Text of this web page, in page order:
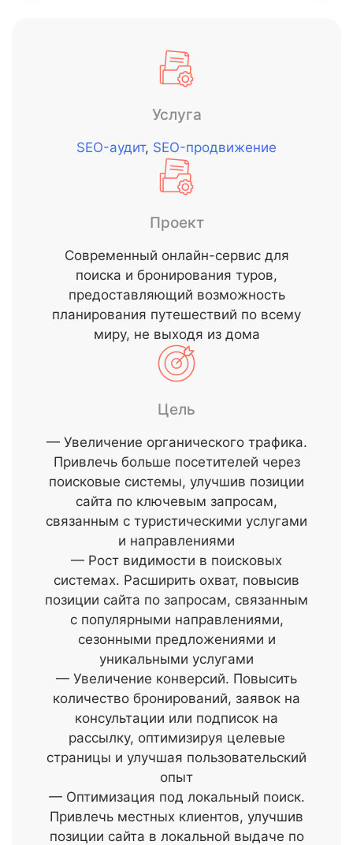
Услуга
SEO-аудит, SEO-продвижение
Проект
Современный онлайн-сервис для
поиска и бронирования туров,
предоставляющий возможность
планирования путешествий по всему
миру, не выходя из дома
Цель
— Увеличение органического трафика.
Привлечь больше посетителей через
поисковые системы, улучшив позиции
сайта по ключевым запросам,
связанным с туристическими услугами
и направлениями
— Рост видимости в поисковых
системах. Расширить охват, повысив
позиции сайта по запросам, связанным
с популярными направлениями,
сезонными предложениями и
уникальными услугами
— Увеличение конверсий. Повысить
количество бронирований, заявок на
консультации или подписок на
рассылку, оптимизируя целевые
страницы и улучшая пользовательский
опыт
— Оптимизация под локальный поиск.
Привлечь местных клиентов, улучшив
позиции сайта в локальной выдаче по